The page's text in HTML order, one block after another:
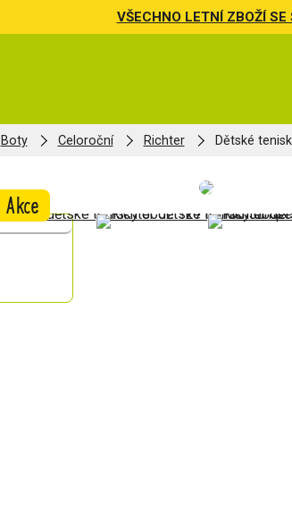
VŠECHNO LETNÍ ZBOŽÍ
Boty Celoroční Richter Dětské
Akce